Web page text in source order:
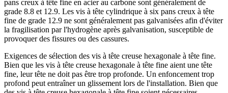
pans creux à tête fine en acier au carbone sont généralement de
grade 8.8 et 12.9. Les vis à tête cylindrique à six pans creux à tête
fine de grade 12.9 ne sont généralement pas galvanisées afin d'éviter
la fragilisation par l'hydrogène après galvanisation, susceptible de
provoquer des fissures ou des cassures.
Exigences de sélection des vis à tête creuse hexagonale à tête fine.
Bien que les vis à tête creuse hexagonale à tête fine aient une tête
fine, leur tête ne doit pas être trop profonde. Un enfoncement trop
profond peut entraîner un glissement lors de l'installation. Bien que